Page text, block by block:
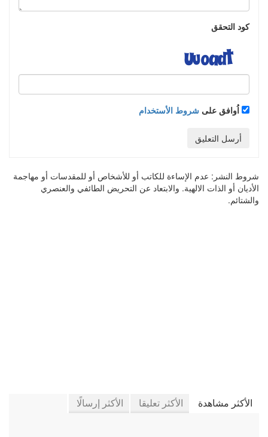
كود التحقق
اُوافق على شروط الأستخدام
أرسل التعليق
شروط النشر: عدم الإساءة للكاتب أو للأشخاص أو للمقدسات أو مهاجمة
الأديان أو الذات الالهية. والابتعاد عن التحريض الطائفي والعنصري
والشتائم.
الأكثر مشاهدة الأكثر تعليقا الأكثر إرسالًا